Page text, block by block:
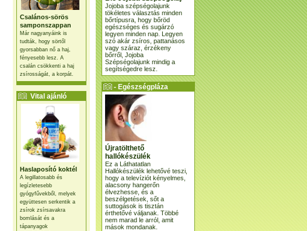
Csalános-sörös
samponszappan
Már nagyanyáink is
tudták, hogy sörtől
gyorsabban nő a haj,
fényesebb lesz. A
csalán csökkenti a haj
zsírosságát, a korpát.
Vital ajánló
Haslaposító koktél
A legillatosabb és
legízletesebb
gyógyfűvekből, melyek
együttesen serkentik a
zsírok zsírsavakra
bomlását és a
tápanyagok
Jojoba szépségolajunk
tökéletes választás minden
bőrtípusra, hogy bőröd
egészséges és sugárzó
legyen minden nap. Legyen
szó akár zsíros, pattanásos
vagy száraz, érzékeny
bőrről, Jojoba
Szépségolajunk mindig a
segítségedre lesz.
- Egészségpláza
ajánlatunk -
Újratölthető
hallókészülék
Ez a Láthatatlan
Hallókészülék lehetővé teszi,
hogy a televíziót kényelmes,
alacsony hangerőn
élvezhesse, és a
beszélgetések, sőt a
suttogások is tisztán
érthetővé váljanak. Többé
nem marad le arról, amit
mások mondanak.